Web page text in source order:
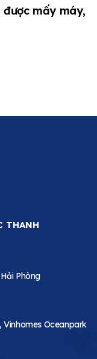
được mấy máy,
THANH
Phòng
Vinhomes Oceanpark